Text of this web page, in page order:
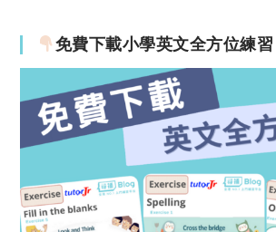
免費下載小學英文全方位練習